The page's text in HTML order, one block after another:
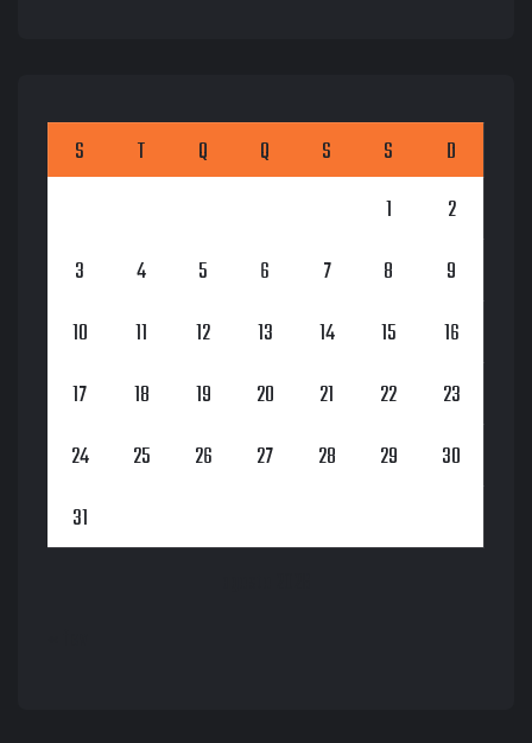
S T Q Q S S
D
1
2
3
4 5 6 7 8
9
10
11 12 13 14 15
16
17
18 19 20 21 22
23
24
25 26 27 28 29
30
31